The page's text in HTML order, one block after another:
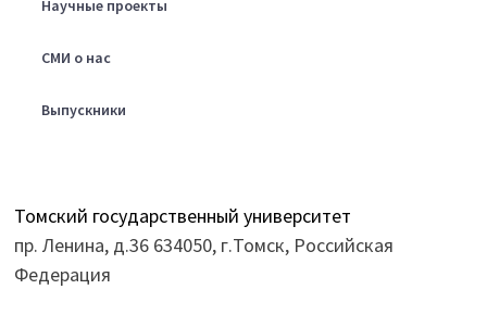
Научные проекты
СМИ о нас
Выпускники
Томский государственный университет
пр. Ленина, д.36 634050, г.Томск, Российская
Федерация